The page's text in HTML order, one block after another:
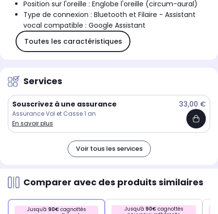
Position sur l'oreille : Englobe l'oreille (circum-aural)
Type de connexion : Bluetooth et Filaire - Assistant
vocal compatible : Google Assistant
Toutes les caractéristiques
Services
Souscrivez à une assurance 33,00 €
Assurance Vol et Casse 1 an
En savoir plus
Voir tous les services
Comparer avec des produits similaires
Jusqu'à 90€cagnottés
Jusqu'à 90€cagnottés